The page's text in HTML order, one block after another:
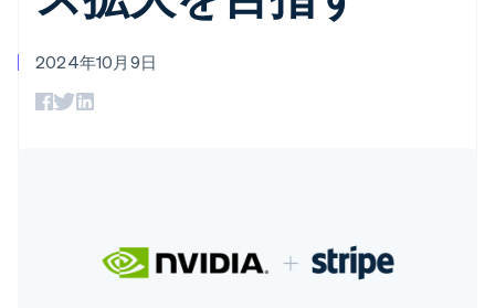
Boost
最適化
スピーディー
ポート
今後の予定を確認
AI 企業
小売業
Stripe Press
2024年10月9日
アメリカ